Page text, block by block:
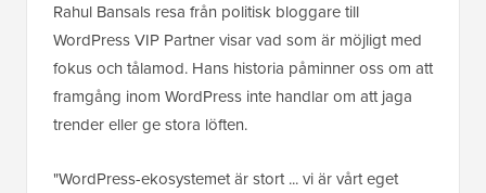
Rahul Bansals resa från politisk bloggare till
WordPress VIP Partner visar vad som är möjligt med
fokus och tålamod. Hans historia påminner oss om att
framgång inom WordPress inte handlar om att jaga
trender eller ge stora löften.
"WordPress-ekosystemet är stort ... vi är vårt eget